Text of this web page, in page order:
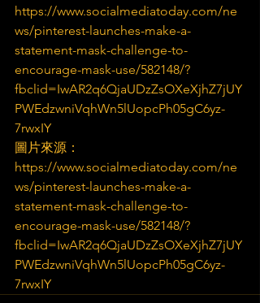
https://www.socialmediatoday.com/ne
ws/pinterest-launches-make-a-
statement-mask-challenge-to-
encourage-mask-use/582148/?
fbclid=IwAR2q6QjaUDzZsOXeXjhZ7jUY
PWEdzwniVqhWn5lUopcPh05gC6yz-
7rwxIY
圖片來源：
https://www.socialmediatoday.com/ne
ws/pinterest-launches-make-a-
statement-mask-challenge-to-
encourage-mask-use/582148/?
fbclid=IwAR2q6QjaUDzZsOXeXjhZ7jUY
PWEdzwniVqhWn5lUopcPh05gC6yz-
7rwxIY